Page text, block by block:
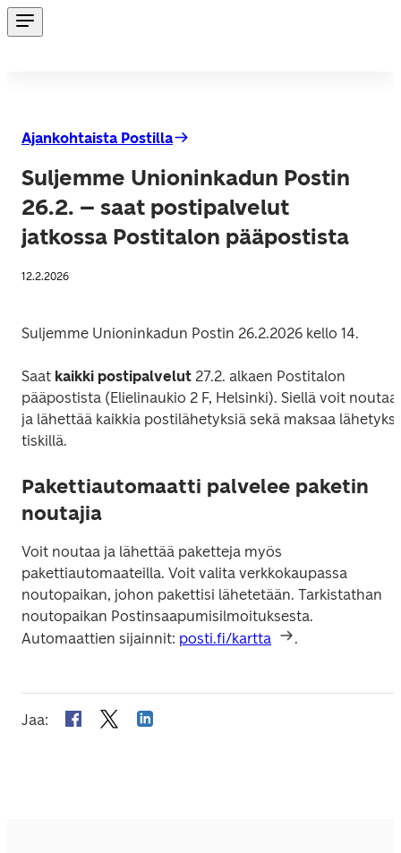
Ajankohtaista Postilla
Suljemme Unioninkadun Postin
26.2. – saat postipalvelut
jatkossa Postitalon pääpostista
12.2.2026
Suljemme Unioninkadun Postin 26.2.2026 kello 14.
Saat kaikki postipalvelut 27.2. alkaen Postitalon
pääpostista (Elielinaukio 2 F, Helsinki). Siellä voit noutaa
ja lähettää kaikkia postilähetyksiä sekä maksaa
tiskillä.
Pakettiautomaatti palvelee paketin
noutajia
Voit noutaa ja lähettää paketteja myös
pakettiautomaateilla. Voit valita verkkokaupassa
noutopaikan, johon pakettisi lähetetään. Tarkistathan
noutopaikan Postinsaapumisilmoituksesta.
Automaattien sijainnit: posti.fi/kartta .
Jaa: